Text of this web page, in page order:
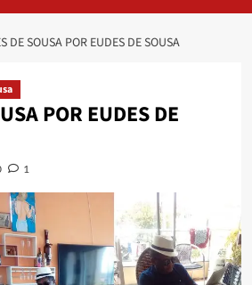
DE SOUSA POR EUDES DE SOUSA
POR EUDES DE
1